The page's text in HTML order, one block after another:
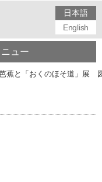
日本語
English
ニュー
蕉と「おくのほそ道」展